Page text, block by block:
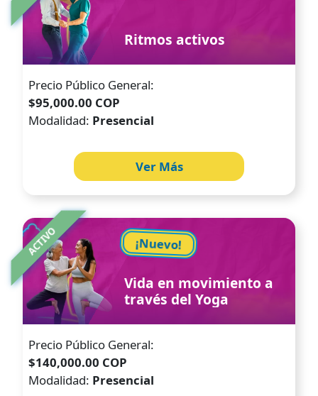
Ritmos activos
Precio Público General:
$95,000.00 COP
Modalidad: Presencial
Ver Más
ACTIVO ¡Nuevo!
Image
Vida en movimiento a
través del Yoga
Precio Público General:
$140,000.00 COP
Modalidad: Presencial